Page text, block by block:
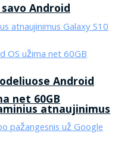
atnaujinimus
Android
Android
net 60GB